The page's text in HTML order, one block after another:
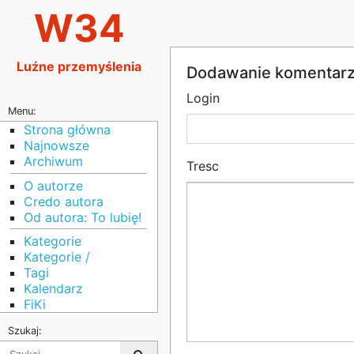
W34
Luźne przemyślenia
Menu:
Strona główna
Najnowsze
Archiwum
O autorze
Credo autora
Od autora: To lubię!
Kategorie
Kategorie /
Tagi
Kalendarz
FiKi
Szukaj:
Dodawanie
Login
Tresc